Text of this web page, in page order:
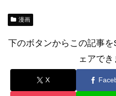
漫画
下のボタンからこの記事
ェアでき
X